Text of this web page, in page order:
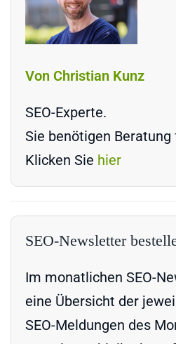
Von Christian Kunz
SEO-Experte.
Sie benötigen
Klicken Sie hier
SEO-Newsletter
Im monatlichen SEO-
eine Übersicht der
SEO-Meldungen des